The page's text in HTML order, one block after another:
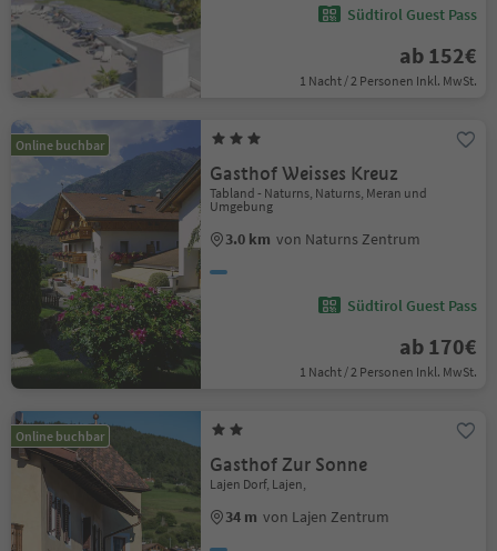
Südtirol Guest Pass
ab 152€
1 Nacht / 2 Personen Inkl. MwSt.
Online buchbar
Gasthof Weisses Kreuz
Tabland - Naturns, Naturns, Meran und
Umgebung
3.0 km von Naturns Zentrum
Südtirol Guest Pass
ab 170€
1 Nacht / 2 Personen Inkl. MwSt.
Online buchbar
Gasthof Zur Sonne
Lajen Dorf, Lajen,
34 m von Lajen Zentrum